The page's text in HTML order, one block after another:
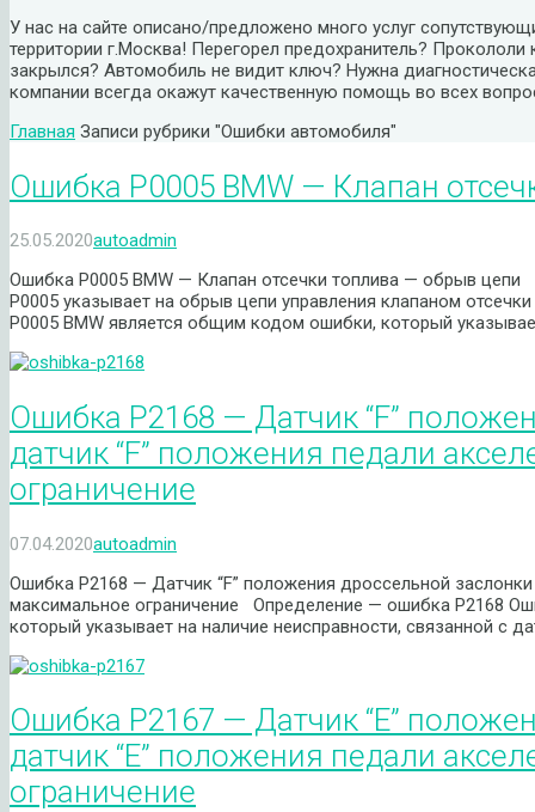
У нас на сайте описано/предложено много услуг
территории г.Москва! Перегорел предохранитель?
закрылся? Автомобиль не видит ключ? Нужна
компании всегда окажут качественную помощь во всех
Главная Записи рубрики "Ошибки автомобиля"
Ошибка P0005 BMW — Клапан
25.05.2020autoadmin
Ошибка P0005 BMW — Клапан отсечки топлива — обрыв
P0005 указывает на обрыв цепи управления клапаном
P0005 BMW является общим кодом ошибки, который
Ошибка P2168 — Датчик “F”
датчик “F” положения педали
ограничение
07.04.2020autoadmin
Ошибка P2168 — Датчик “F” положения дроссельной
максимальное ограничение Определение — ошибка P2168
который указывает на наличие неисправности, связанной с
Ошибка P2167 — Датчик “E”
датчик “E” положения педали
ограничение